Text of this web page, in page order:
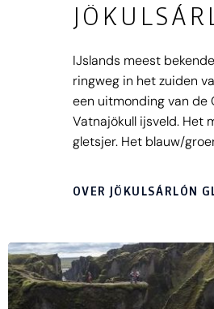
IJslands meest
ringweg in het zuiden
een uitmonding van de
Vatnajökull ijsveld. Het
gletsjer. Het blauw/
blijven liggen en
rondreis over IJsland.
OVER JÖKULSÁRLÓN